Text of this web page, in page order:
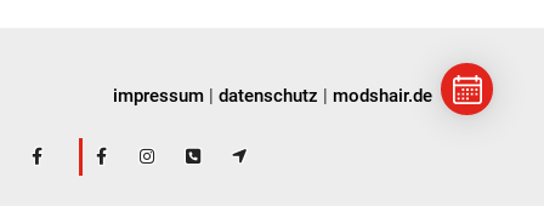
impressum| datenschutz | modshair.de